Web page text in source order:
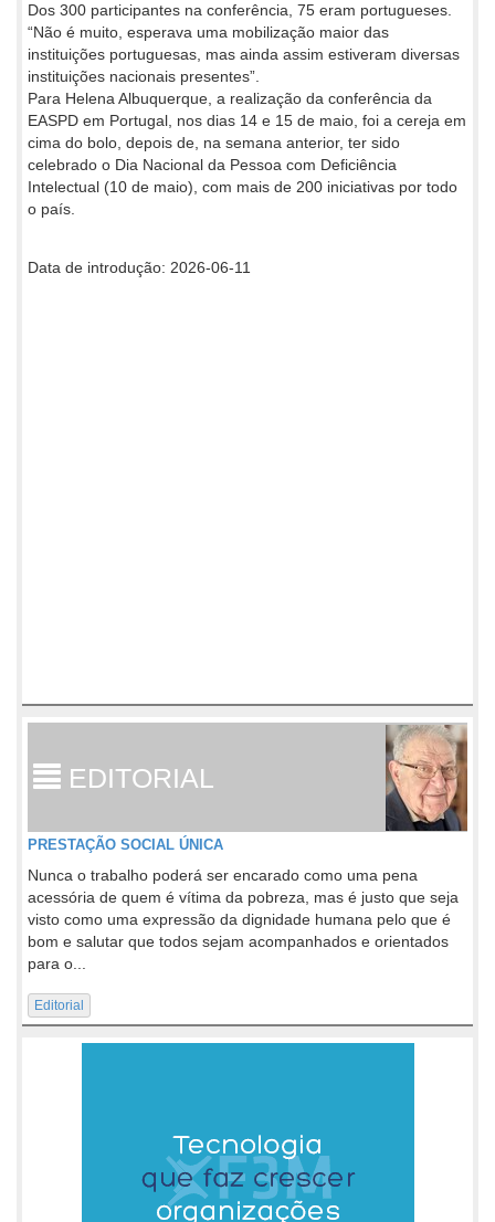
Dos 300 participantes na conferência, 75 eram portugueses.
“Não é muito, esperava uma mobilização maior das
instituições portuguesas, mas ainda assim estiveram diversas
instituições nacionais presentes”.
Para Helena Albuquerque, a realização da conferência da
EASPD em Portugal, nos dias 14 e 15 de maio, foi a cereja em
cima do bolo, depois de, na semana anterior, ter sido
celebrado o Dia Nacional da Pessoa com Deficiência
Intelectual (10 de maio), com mais de 200 iniciativas por todo
o país.
Data de introdução: 2026-06-11
EDITORIAL
PRESTAÇÃO SOCIAL ÚNICA
Nunca o trabalho poderá ser encarado como uma pena
acessória de quem é vítima da pobreza, mas é justo que seja
visto como uma expressão da dignidade humana pelo que é
bom e salutar que todos sejam acompanhados e orientados
para o...
Editorial